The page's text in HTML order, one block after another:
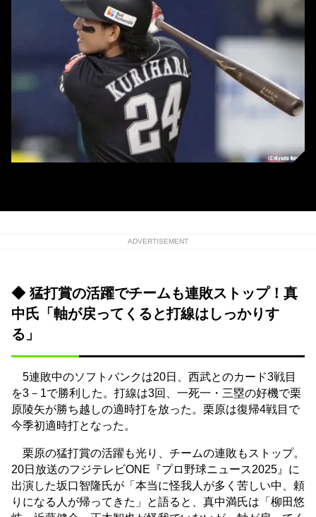
ADVERTISEMENT
◆ 猛打賞の活躍でチームも連敗ストップ！真
中氏「軸が戻ってくると打線はしっかりす
る」
5連敗中のソフトバンクは20日、西武とのカード3戦目
を3－1で勝利した。打線は3回、一死一・三塁の好機で栗
原陵矢が勝ち越しの適時打を放った。栗原は復帰4戦目で
今季初適時打となった。
栗原の猛打賞の活躍も光り、チームの連敗もストップ。
20日放送のフジテレビONE『プロ野球ニュース2025』に
出演した坂口智隆氏が「本当に怪我人が多く苦しい中、頼
りになる人が帰ってきた」と語ると、真中満氏は「柳田悠